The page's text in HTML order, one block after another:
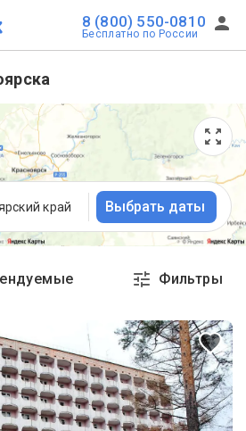
8 (800) 550-0810
Бесплатно по России
край Выбрать даты
Фильтры